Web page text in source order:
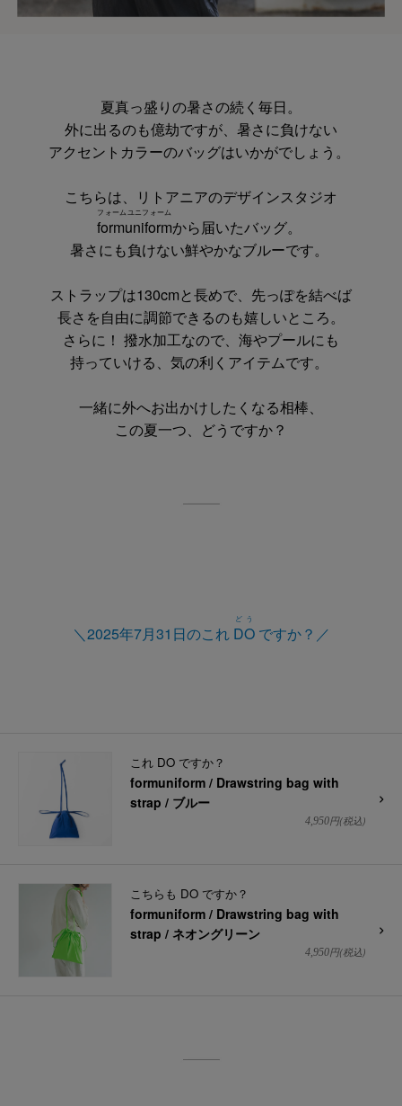
夏真っ盛りの暑さの続く毎日。
外に出るのも億劫ですが、暑さに負けない
アクセントカラーのバッグはいかがでしょう。
こちらは、リトアニアのデザインスタジオ
formuniform
フォームユニフォーム
から届いたバッグ。
暑さにも負けない鮮やかなブルーです。
ストラップは130cmと長めで、先っぽを結べば
長さを自由に調節できるのも嬉しいところ。
さらに！ 撥水加工なので、海やプールにも
持っていける、気の利くアイテムです。
一緒に外へお出かけしたくなる相棒、
この夏一つ、どうですか？
＼2025年7月31日のこれ DO
どう
ですか？／
これ DO ですか？
formuniform / Drawstring bag with
strap / ブルー
4,950円(税込)
こちらも DO ですか？
formuniform / Drawstring bag with
strap / ネオングリーン
4,950円(税込)